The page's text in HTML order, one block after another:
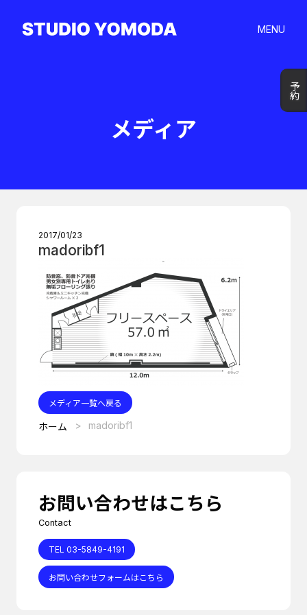
MENU
予約
予約
メディア
2017/01/23
madoribf1
メディア一覧へ戻る
ホーム madoribf1
お問い合わせはこちら
Contact
TEL 03-5849-4191
お問い合わせフォームはこちら